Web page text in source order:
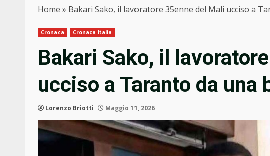
Home » Bakari Sako, il lavoratore 35enne del Mali ucciso a
Cronaca Cronaca Italia
Bakari Sako, il
ucciso a Taranto da una
Lorenzo Briotti Maggio 11, 2026